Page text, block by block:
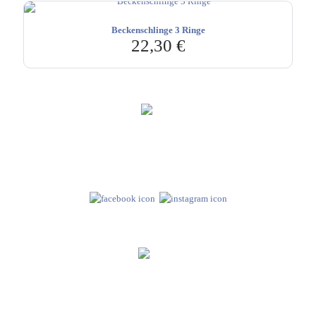
Beckenschlinge 3 Ringe
22,30 €